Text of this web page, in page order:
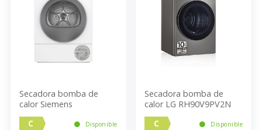
Secadora bomba de
calor Siemens
WQ35G2D0ES
C
Disponible
Secadora bomba de
calor LG RH90V9PV2N
C
Disponible